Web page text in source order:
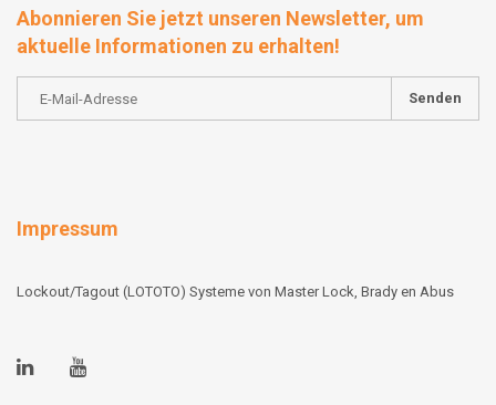
Abonnieren Sie jetzt unseren Newsletter, um
aktuelle Informationen zu erhalten!
Senden
Impressum
Lockout/Tagout (LOTOTO) Systeme von Master Lock, Brady en Abus